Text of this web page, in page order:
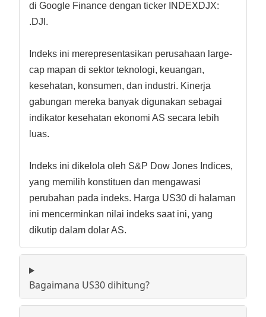
di Google Finance dengan ticker INDEXDJX:
.DJI.
Indeks ini merepresentasikan perusahaan large-
cap mapan di sektor teknologi, keuangan,
kesehatan, konsumen, dan industri. Kinerja
gabungan mereka banyak digunakan sebagai
indikator kesehatan ekonomi AS secara lebih
luas.
Indeks ini dikelola oleh S&P Dow Jones Indices,
yang memilih konstituen dan mengawasi
perubahan pada indeks. Harga US30 di halaman
ini mencerminkan nilai indeks saat ini, yang
dikutip dalam dolar AS.
Bagaimana US30 dihitung?